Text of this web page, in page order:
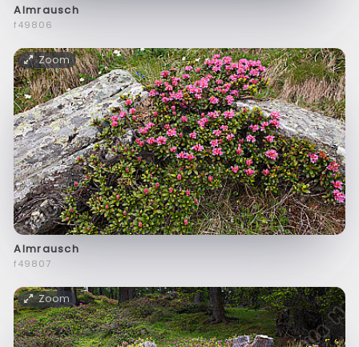
Almrausch
f49806
Zoom
Almrausch
f49807
Zoom